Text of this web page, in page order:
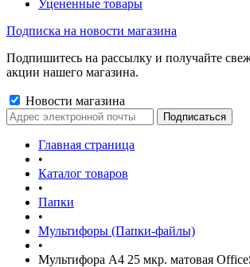
Уцененные товары
Подписка на новости магазина
Подпишитесь на рассылку и получайте
акции нашего магазина.
Новости магазина
Главная страница
•
Каталог товаров
•
Папки
•
Мультифоры (Папки-файлы)
•
Мультифора А4 25 мкр. матовая